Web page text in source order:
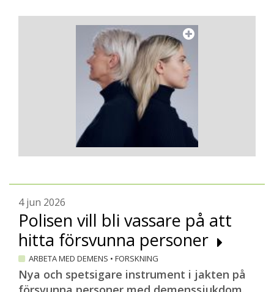
4 jun 2026
Polisen vill bli vassare på att
hitta försvunna personer
ARBETA MED DEMENS • FORSKNING
Nya och spetsigare instrument i jakten på